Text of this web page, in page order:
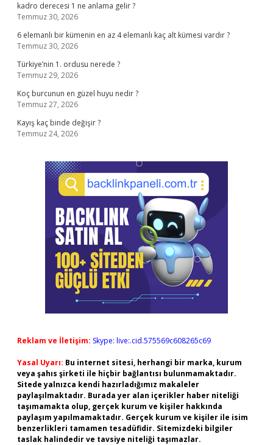
kadro derecesi 1 ne anlama gelir ?
Temmuz 30, 2026
6 elemanlı bir kümenin en az 4 elemanlı kaç alt kümesi vardır ?
Temmuz 30, 2026
Türkiye’nin 1. ordusu nerede ?
Temmuz 29, 2026
Koç burcunun en güzel huyu nedir ?
Temmuz 27, 2026
Kayış kaç binde değişir ?
Temmuz 24, 2026
Reklam ve İletişim: Skype: live:.cid.575569c608265c69
Yasal Uyarı: Bu internet sitesi, herhangi bir marka, kurum
veya şahıs şirketi ile hiçbir bağlantısı bulunmamaktadır.
Sitede yalnızca kendi hazırladığımız makaleler
paylaşılmaktadır. Burada yer alan içerikler haber niteliği
taşımamakta olup, gerçek kurum ve kişiler hakkında
paylaşım yapılmamaktadır. Gerçek kurum ve kişiler ile isim
benzerlikleri tamamen tesadüfidir. Sitemizdeki bilgiler
taslak halindedir ve tavsiye niteliği taşımazlar.